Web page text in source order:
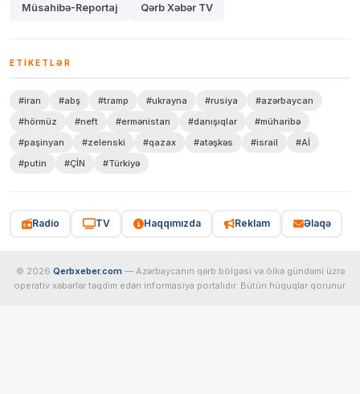
Müsahibə-Reportaj Qərb Xəbər TV
ETIKETLƏR
#iran #abş #tramp #ukrayna #rusiya
#azərbaycan
#hörmüz
#neft #ermənistan #danışıqlar
#müharibə
#paşinyan
#zelenski #qazax #atəşkəs #israil
#Aİ
#putin
#ÇİN #Türkiyə
Radio TV Haqqımızda Reklam Əlaqə
© 2026 Qerbxeber.com — Azərbaycanın qərb bölgəsi və ölkə gündəmi üzrə
operativ xəbərlər təqdim edən informasiya portalıdır. Bütün hüquqlar qorunur.